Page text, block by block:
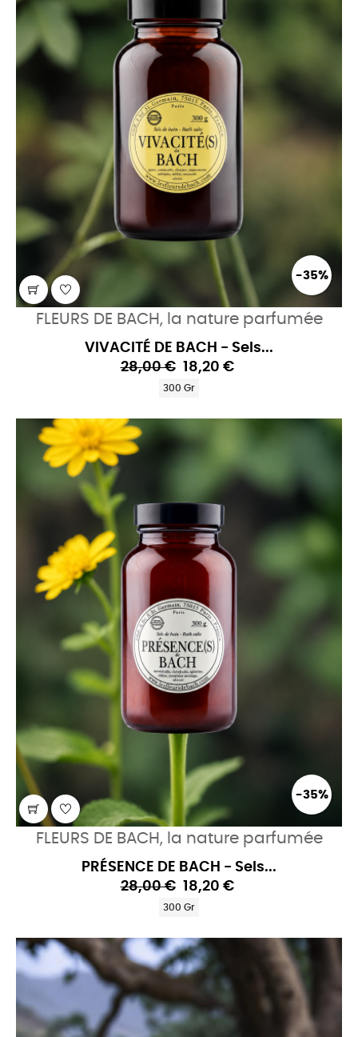
-35%
FLEURS DE BACH, la nature parfumée
VIVACITÉ DE BACH - Sels...
28,00 € 18,20 €
300 Gr
-35%
FLEURS DE BACH, la nature parfumée
PRÉSENCE DE BACH - Sels...
28,00 € 18,20 €
300 Gr